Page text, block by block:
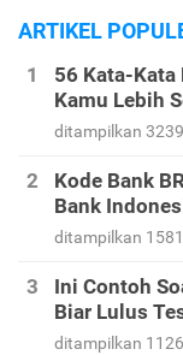
ARTIKEL
56 Kata-
Kamu Lebih
ditampilkan
Kode Bank
Bank
ditampilkan
Ini Contoh
Biar Lulus
ditampilkan